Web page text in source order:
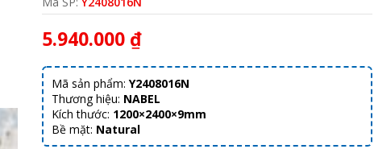
5.940.000 ₫
Mã sản phẩm: Y2408016N
Thương hiệu: NABEL
Kích thước: 1200×2400×9mm
Bề mặt: Natural